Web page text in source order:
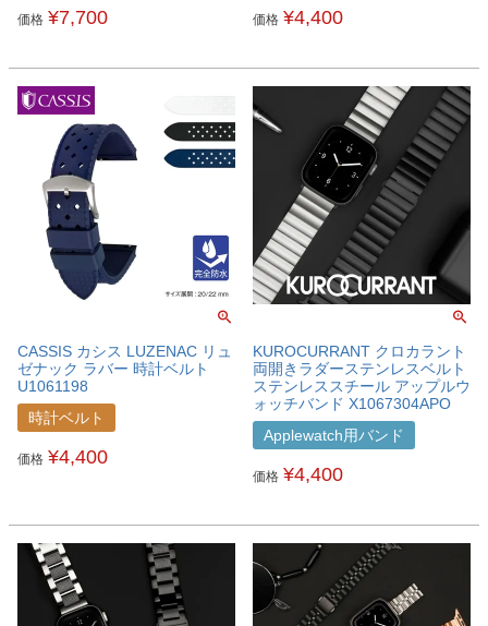
価格 ¥7,700 価格 ¥4,400
CASSIS カシス LUZENAC リュ
ゼナック ラバー 時計ベルト
U1061198
時計ベルト
価格 ¥4,400
KUROCURRANT クロカラント
両開きラダーステンレスベルト
ステンレススチール アップルウ
ォッチバンド X1067304APO
Applewatch用バンド
価格 ¥4,400